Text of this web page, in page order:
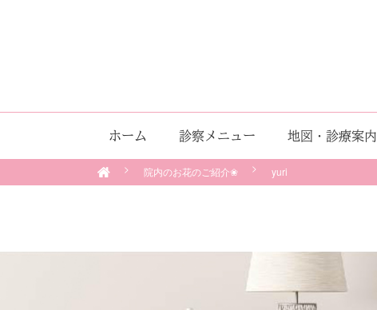
ホーム 診察メニュー 地図・診療案内
院内のお花のご紹介❀ yuri